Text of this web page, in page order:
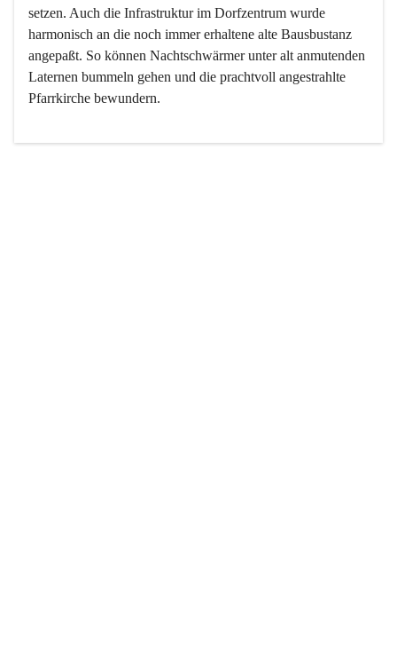
setzen. Auch die Infrastruktur im Dorfzentrum wurde
harmonisch an die noch immer erhaltene alte Bausbustanz
angepaßt. So können Nachtschwärmer unter alt anmutenden
Laternen bummeln gehen und die prachtvoll angestrahlte
Pfarrkirche bewundern.
Der Weinbau dominert heute nicht mehr, ist aber integrativer